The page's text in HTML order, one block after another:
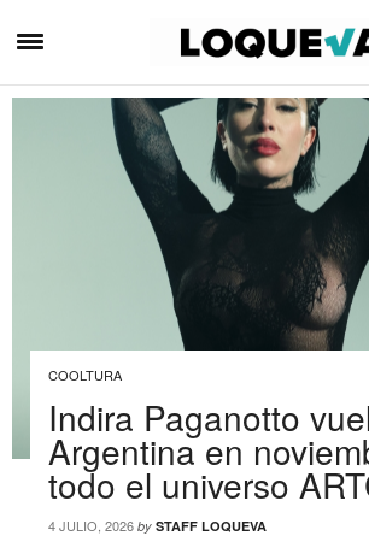
COOLTURA
Indira Paganotto
Argentina en
todo el universo
4 JULIO, 2026 by STAFF LOQUEVA